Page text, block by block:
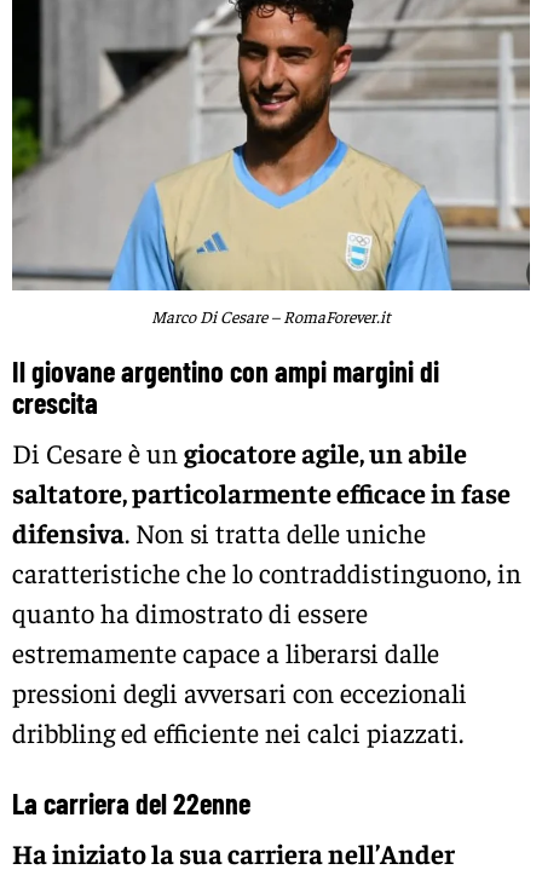
Marco Di Cesare – RomaForever.it
Il giovane argentino con ampi margini di
crescita
Di Cesare è un giocatore agile, un abile
saltatore, particolarmente efficace in fase
difensiva. Non si tratta delle uniche
caratteristiche che lo contraddistinguono, in
quanto ha dimostrato di essere
estremamente capace a liberarsi dalle
pressioni degli avversari con eccezionali
dribbling ed efficiente nei calci piazzati.
La carriera del 22enne
Ha iniziato la sua carriera nell’Ander